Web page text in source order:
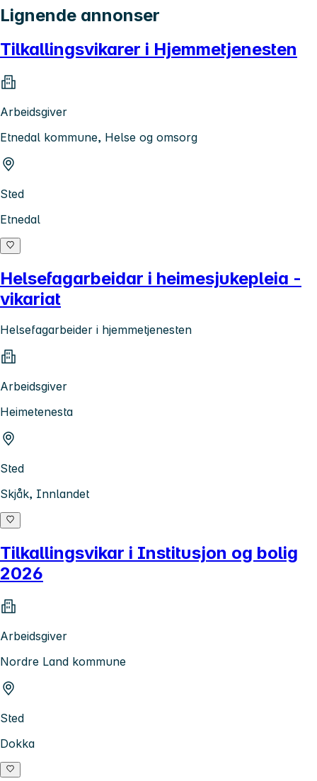
Lignende annonser
Tilkallingsvikarer i Hjemmetjenesten
Arbeidsgiver
Etnedal kommune, Helse og omsorg
Sted
Etnedal
Helsefagarbeidar i heimesjukepleia -
vikariat
Helsefagarbeider i hjemmetjenesten
Arbeidsgiver
Heimetenesta
Sted
Skjåk, Innlandet
Tilkallingsvikar i Institusjon og bolig
2026
Arbeidsgiver
Nordre Land kommune
Sted
Dokka